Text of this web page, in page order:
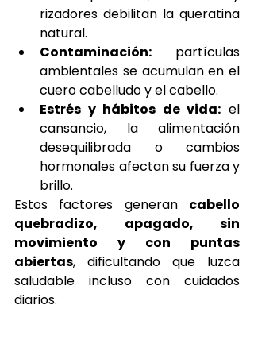
rizadores debilitan la queratina
natural.
Contaminación: partículas
ambientales se acumulan en el
cuero cabelludo y el cabello.
Estrés y hábitos de vida: el
cansancio, la alimentación
desequilibrada o cambios
hormonales afectan su fuerza y
brillo.
Estos factores generan cabello
quebradizo, apagado, sin
movimiento y con puntas
abiertas, dificultando que luzca
saludable incluso con cuidados
diarios.